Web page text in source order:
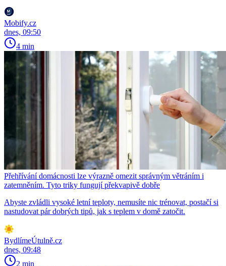
Mobify.cz
dnes, 09:50
4 min
Přehřívání domácnosti lze výrazně omezit správným větráním i
zatemněním. Tyto triky fungují překvapivě dobře
Abyste zvládli vysoké letní teploty, nemusíte nic trénovat, postačí si
nastudovat pár dobrých tipů, jak s teplem v domě zatočit.
BydlímeÚtulně.cz
dnes, 09:48
2 min